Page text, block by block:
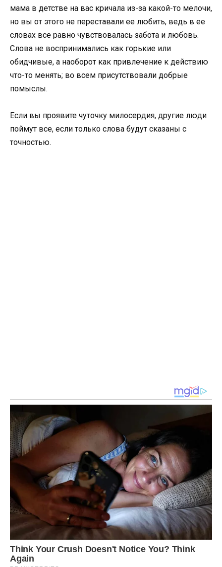
мама в детстве на вас кричала из-за какой-то мелочи,
но вы от этого не переставали ее любить, ведь в ее
словах все равно чувствовалась забота и любовь.
Слова не воспринимались как горькие или
обидчивые, а наоборот как привлечение к действию
что-то менять; во всем присутствовали добрые
помыслы.
Если вы проявите чуточку милосердия, другие люди
поймут все, если только слова будут сказаны с
точностью.